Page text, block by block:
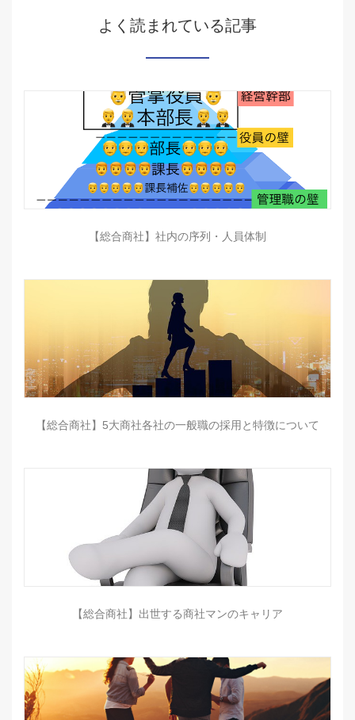
よく読まれている記事
【総合商社】社内の序列・人員体制
【総合商社】5大商社各社の一般職の採用と特徴について
【総合商社】出世する商社マンのキャリア